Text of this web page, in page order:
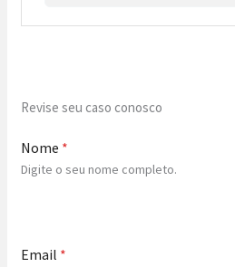
Revise seu caso conosco
Nome *
Digite o seu nome completo.
Email *